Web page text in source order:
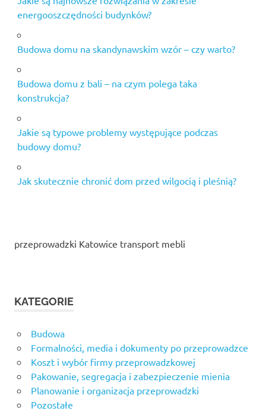
energooszczędności budynków?
Budowa domu na skandynawskim wzór – czy warto?
Budowa domu z bali – na czym polega taka
konstrukcja?
Jakie są typowe problemy występujące podczas
budowy domu?
Jak skutecznie chronić dom przed wilgocią i pleśnią?
przeprowadzki Katowice transport mebli
KATEGORIE
Budowa
Formalności, media i dokumenty po przeprowadzce
Koszt i wybór firmy przeprowadzkowej
Pakowanie, segregacja i zabezpieczenie mienia
Planowanie i organizacja przeprowadzki
Pozostałe